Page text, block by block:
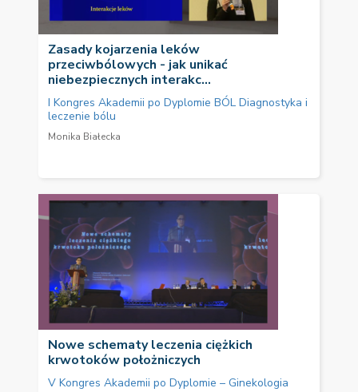
Zasady kojarzenia leków
przeciwbólowych - jak unikać
niebezpiecznych interakc...
I Kongres Akademii po Dyplomie BÓL Diagnostyka i
leczenie bólu
Monika Białecka
Nowe schematy leczenia ciężkich
krwotoków położniczych
V Kongres Akademii po Dyplomie – Ginekologia